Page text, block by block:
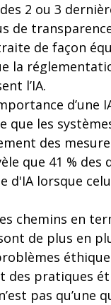
2 ou 3
de
de façon
la
l’IA.
d’une
les
des
que 41 % des
d'IA lorsque
chemins en
de plus en
des pratiques
pas qu’une